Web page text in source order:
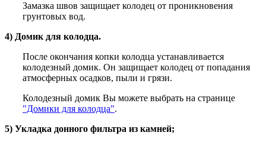
Замазка швов защищает колодец от проникновения
грунтовых вод.
4) Домик для колодца.
После окончания копки колодца устанавливается
колодезный домик. Он защищает колодец от попадания
атмосферных осадков, пыли и грязи.
Колодезный домик Вы можете выбрать на странице
"Домики для колодца".
5) Укладка донного фильтра из камней;